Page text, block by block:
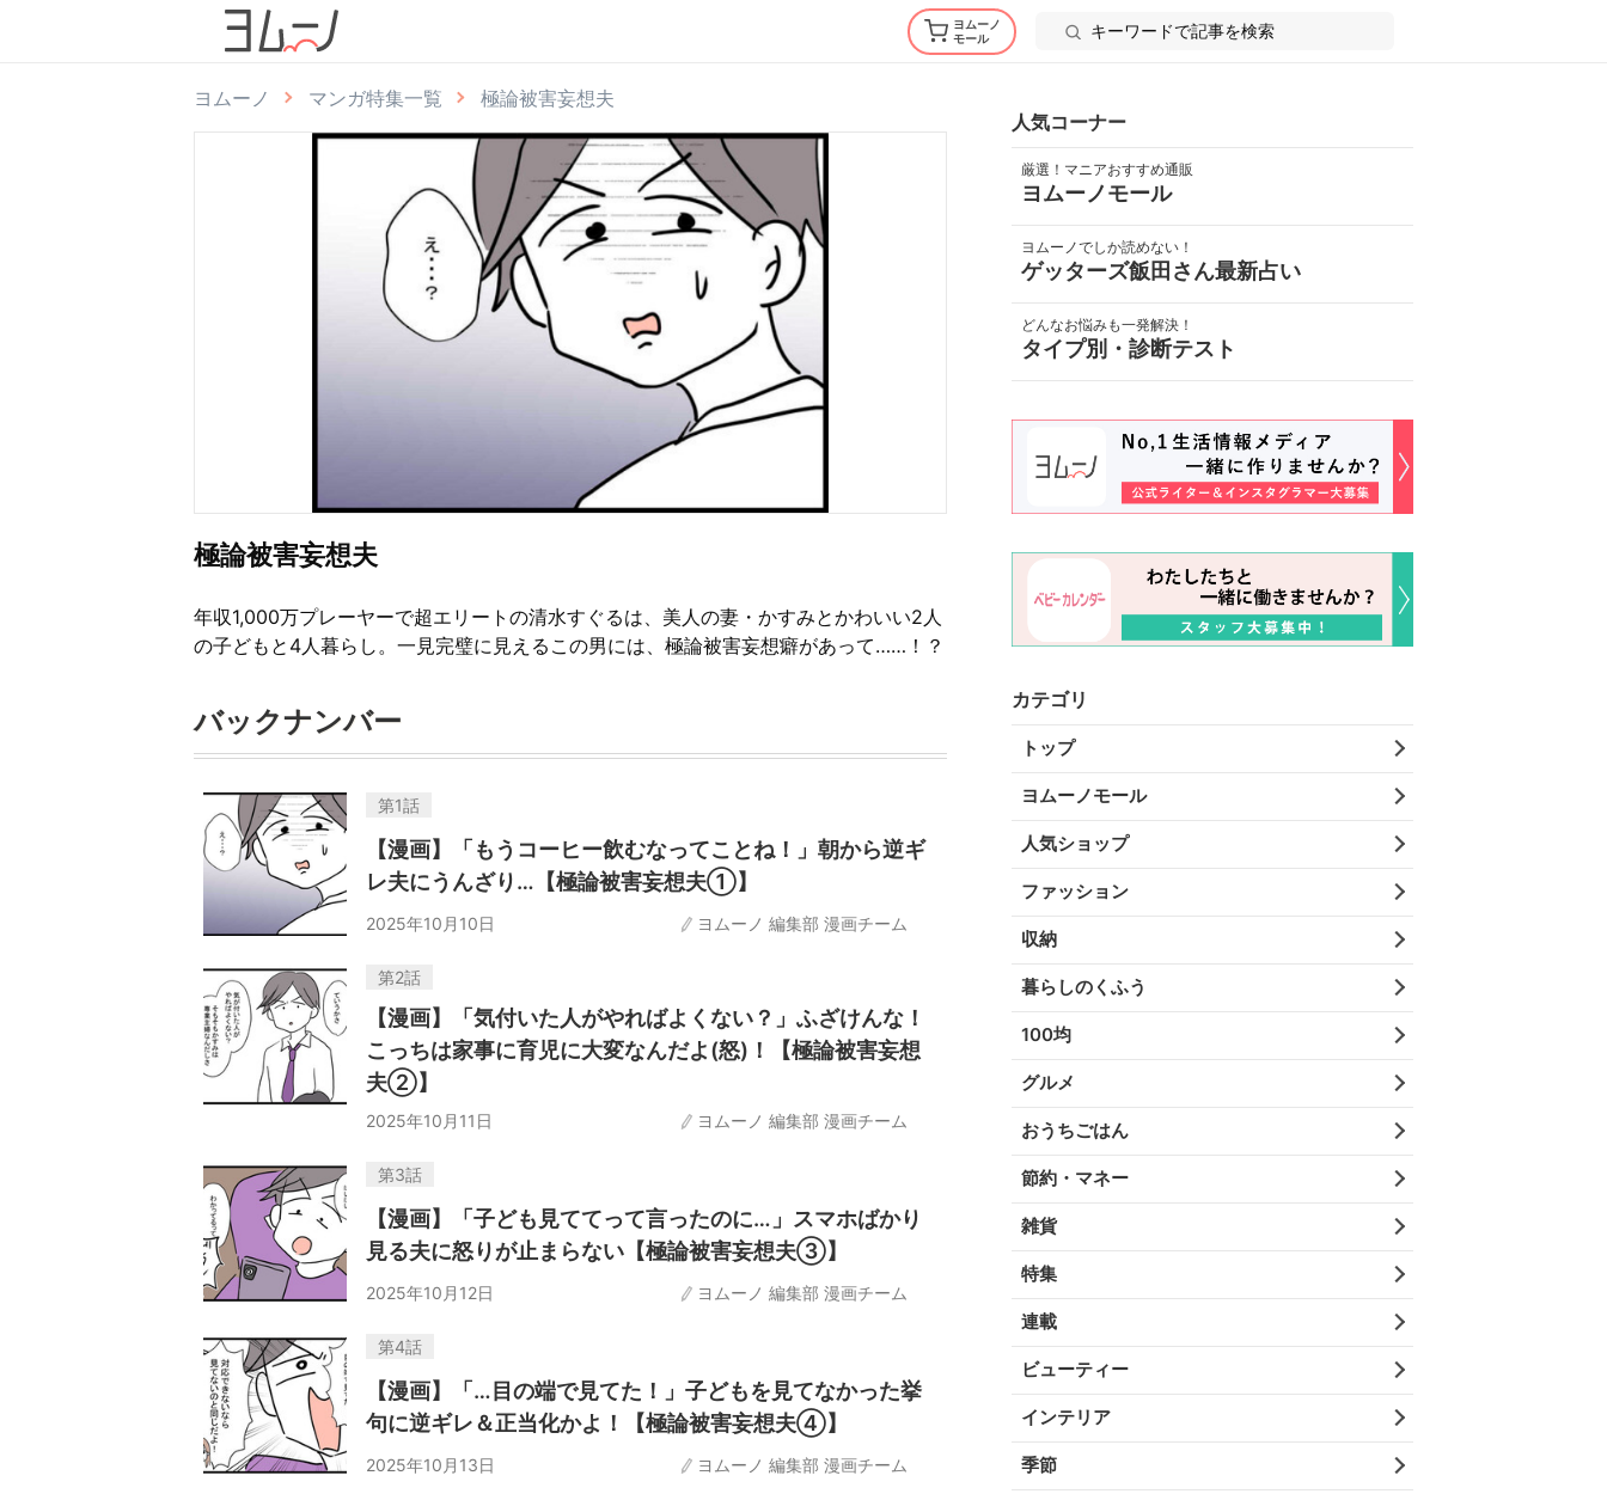
ヨムーノ
モール
ヨムーノ マンガ特集一覧 極論被害妄想夫
極論被害妄想夫
年収1,000万プレーヤーで超エリートの清水すぐるは、美人の妻・かすみとかわいい2人
の子どもと4人暮らし。一見完璧に見えるこの男には、極論被害妄想癖があって……！？
バックナンバー
第1話
【漫画】「もうコーヒー飲むなってことね！」朝から逆ギ
レ夫にうんざり…【極論被害妄想夫①】
2025年10月10日 ヨムーノ 編集部 漫画チーム
第2話
【漫画】「気付いた人がやればよくない？」ふざけんな！
こっちは家事に育児に大変なんだよ(怒)！【極論被害妄想
夫②】
2025年10月11日 ヨムーノ 編集部 漫画チーム
第3話
【漫画】「子ども見ててって言ったのに…」スマホばかり
見る夫に怒りが止まらない【極論被害妄想夫③】
2025年10月12日 ヨムーノ 編集部 漫画チーム
第4話
【漫画】「…目の端で見てた！」子どもを見てなかった挙
句に逆ギレ＆正当化かよ！【極論被害妄想夫④】
2025年10月13日 ヨムーノ 編集部 漫画チーム
人気コーナー
厳選！マニアおすすめ通販
ヨムーノモール
ヨムーノでしか読めない！
ゲッターズ飯田さん最新占い
どんなお悩みも一発解決！
タイプ別・診断テスト
カテゴリ
トップ
ヨムーノモール
人気ショップ
ファッション
収納
暮らしのくふう
100均
グルメ
おうちごはん
節約・マネー
雑貨
特集
連載
ビューティー
インテリア
季節